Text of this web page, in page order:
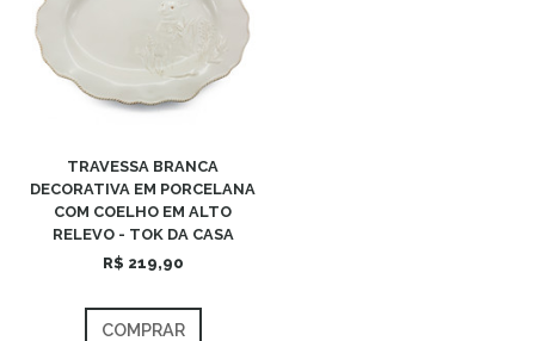
TRAVESSA BRANCA
DECORATIVA EM PORCELANA
COM COELHO EM ALTO
RELEVO - TOK DA CASA
R$ 219,90
COMPRAR